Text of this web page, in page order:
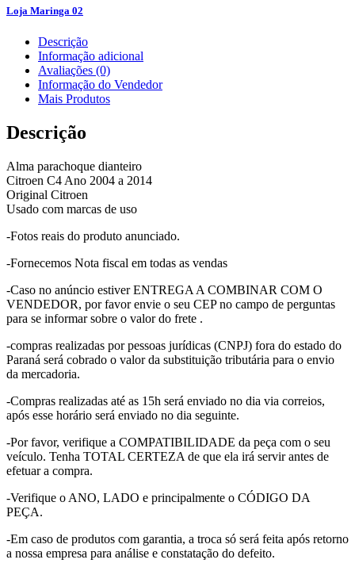
Loja Maringa 02
Descrição
Informação adicional
Avaliações (0)
Informação do Vendedor
Mais Produtos
Descrição
Alma parachoque dianteiro
Citroen C4 Ano 2004 a 2014
Original Citroen
Usado com marcas de uso
-Fotos reais do produto anunciado.
-Fornecemos Nota fiscal em todas as vendas
-Caso no anúncio estiver ENTREGA A COMBINAR COM O
VENDEDOR, por favor envie o seu CEP no campo de perguntas
para se informar sobre o valor do frete .
-compras realizadas por pessoas jurídicas (CNPJ) fora do estado do
Paraná será cobrado o valor da substituição tributária para o envio
da mercadoria.
-Compras realizadas até as 15h será enviado no dia via correios,
após esse horário será enviado no dia seguinte.
-Por favor, verifique a COMPATIBILIDADE da peça com o seu
veículo. Tenha TOTAL CERTEZA de que ela irá servir antes de
efetuar a compra.
-Verifique o ANO, LADO e principalmente o CÓDIGO DA
PEÇA.
-Em caso de produtos com garantia, a troca só será feita após retorno
a nossa empresa para análise e constatação do defeito.